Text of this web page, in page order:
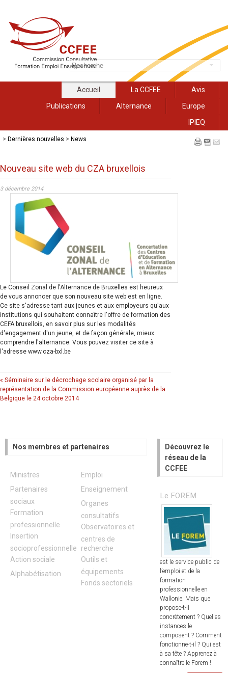
Accueil La CCFEE
Avis
Publications
Alternance
Europe
IPIEQ
> Dernières nouvelles > News
Nouveau site web du CZA bruxellois
3 décembre 2014
Le Conseil Zonal de l'Alternance de Bruxelles est heureux
de vous annoncer que son nouveau site web est en ligne.
Ce site s'adresse tant aux jeunes et aux employeurs qu'aux
institutions qui souhaitent connaître l'offre de formation des
CEFA bruxellois, en savoir plus sur les modalités
d'engagement d'un jeune, et de façon générale, mieux
comprendre l'alternance. Vous pouvez visiter ce site à
l'adresse www.cza-bxl.be
« Séminaire sur le décrochage scolaire organisé par la
représentation de la Commission européenne auprès de la
Belgique le 24 octobre 2014
Nos membres et partenaires
Ministres
Partenaires
sociaux
Formation
professionnelle
Insertion
socioprofessionnelle
Action sociale
Alphabétisation
Emploi
Enseignement
Organes
consultatifs
Observatoires et
centres de
recherche
Outils et
équipements
Fonds sectoriels
Découvrez le
réseau de la
CCFEE
Le FOREM
est le service public de
l’emploi et de la
formation
professionnelle en
Wallonie. Mais que
propose-t-il
concrètement ? Quelles
instances le
composent ? Comment
fonctionne-t-il ? Qui est
à sa tête ? Apprenez à
connaître le Forem !